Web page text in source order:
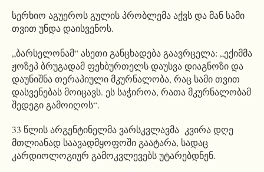
სერხიო აგუეროს გულის პრობლემა აქვს და მან სამი
თვით უნდა დაისვენოს.
„ბარსელონამ“ ასეთი განცხადება გაავრცელა: „ექიმმა
ჟოზეპ ბრუგადამ ფეხბურთელს დაუსვა დიაგნოზი და
დაუნიშნა თერაპიული მკურნალობა, რაც სამი თვით
დასვენებას მოიცავს. ეს საჭიროა, რათა მკურნალობამ
შედეგი გამოიღოს“.
33 წლის არგენტინელმა ვარსკვლავმა კვირა დღე
მთლიანად საავადმყოფოში გაატარა, სადაც
კარდიოლოგიურ გამოკვლევებს უტარებდნენ.